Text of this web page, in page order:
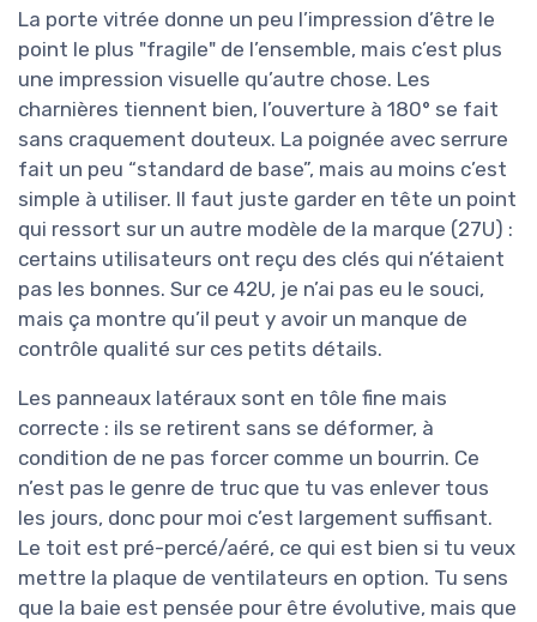
La porte vitrée donne un peu l’impression d’être le
point le plus "fragile" de l’ensemble, mais c’est plus
une impression visuelle qu’autre chose. Les
charnières tiennent bien, l’ouverture à 180° se fait
sans craquement douteux. La poignée avec serrure
fait un peu “standard de base”, mais au moins c’est
simple à utiliser. Il faut juste garder en tête un point
qui ressort sur un autre modèle de la marque (27U) :
certains utilisateurs ont reçu des clés qui n’étaient
pas les bonnes. Sur ce 42U, je n’ai pas eu le souci,
mais ça montre qu’il peut y avoir un manque de
contrôle qualité sur ces petits détails.
Les panneaux latéraux sont en tôle fine mais
correcte : ils se retirent sans se déformer, à
condition de ne pas forcer comme un bourrin. Ce
n’est pas le genre de truc que tu vas enlever tous
les jours, donc pour moi c’est largement suffisant.
Le toit est pré-percé/aéré, ce qui est bien si tu veux
mettre la plaque de ventilateurs en option. Tu sens
que la baie est pensée pour être évolutive, mais que